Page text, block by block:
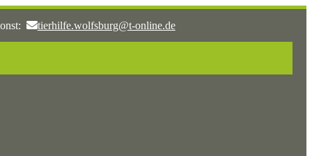
tierhilfe.wolfsburg@t-online.de